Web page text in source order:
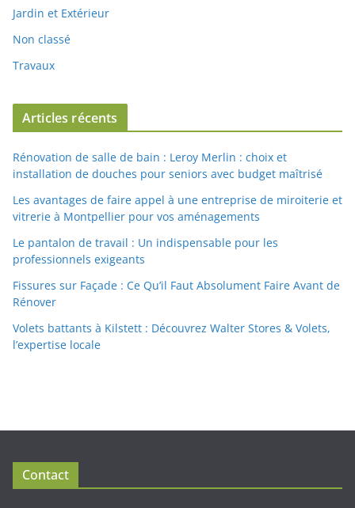
Jardin et Extérieur
Non classé
Travaux
Articles récents
Rénovation de salle de bain : Leroy Merlin : choix et
installation de douches pour seniors avec budget maîtrisé
Les avantages de faire appel à une entreprise de miroiterie et
vitrerie à Montpellier pour vos aménagements
Le pantalon de travail : Un indispensable pour les
professionnels exigeants
Fissures sur Façade : Ce Qu’il Faut Absolument Faire Avant de
Rénover
Volets battants à Kilstett : Découvrez Walter Stores & Volets,
l’expertise locale
Contact